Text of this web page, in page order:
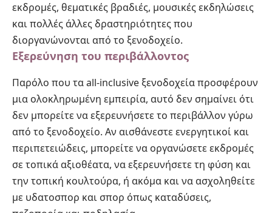
εκδρομές, θεματικές βραδιές, μουσικές εκδηλώσεις
και πολλές άλλες δραστηριότητες που
διοργανώνονται από το ξενοδοχείο.
Εξερεύνηση του περιβάλλοντος
Παρόλο που τα all-inclusive ξενοδοχεία προσφέρουν
μια ολοκληρωμένη εμπειρία, αυτό δεν σημαίνει ότι
δεν μπορείτε να εξερευνήσετε το περιβάλλον γύρω
από το ξενοδοχείο. Αν αισθάνεστε ενεργητικοί και
περιπετειώδεις, μπορείτε να οργανώσετε εκδρομές
σε τοπικά αξιοθέατα, να εξερευνήσετε τη φύση και
την τοπική κουλτούρα, ή ακόμα και να ασχοληθείτε
με υδατοσπορ και σπορ όπως καταδύσεις,